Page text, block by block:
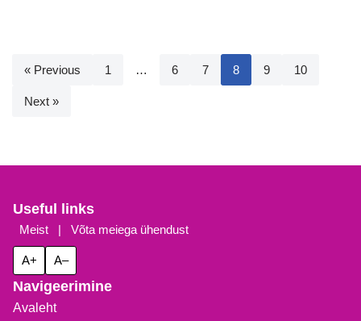
« Previous 1 … 6 7 8 9 10
Next »
Useful links
Meist | Võta meiega ühendust
A+ A–
Navigeerimine
Avaleht